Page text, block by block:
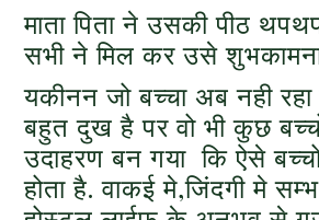
माता पिता ने उसकी पीठ
सभी ने मिल कर उसे
यकीनन जो बच्चा अब नही
बहुत दुख है पर वो भी कुछ
उदाहरण बन गया कि ऐसे
होता है. वाकई मे,जिंदगी मे